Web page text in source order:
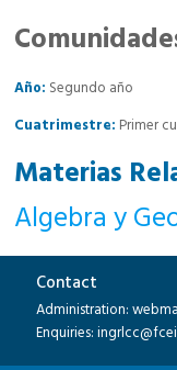
Año: Segundo año
Cuatrimestre: Primer
Materias
Algebra y
Contact
Administration:
Enquiries: